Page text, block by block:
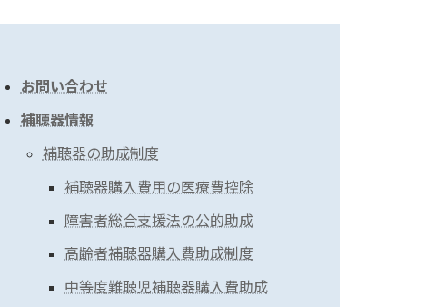
お問い合わせ
補聴器情報
補聴器の助成制度
補聴器購入費用の医療費控除
障害者総合支援法の公的助成
高齢者補聴器購入費助成制度
中等度難聴児補聴器購入費助成